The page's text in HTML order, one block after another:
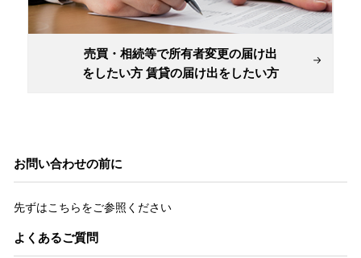
売買・相続等で所有者変更の届け出
をしたい方 賃貸の届け出をしたい方
お問い合わせの前に
先ずはこちらをご参照ください
よくあるご質問